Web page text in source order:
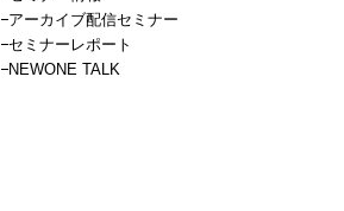
アーカイブ配信セミナー
セミナーレポート
NEWONE TALK